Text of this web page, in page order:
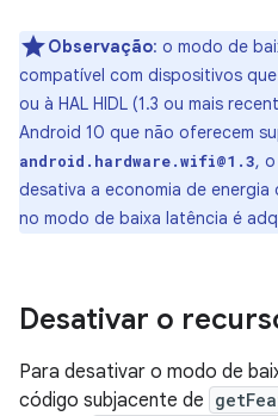
Observação: o modo de
compatível com dispositivos
ou à HAL HIDL (1.3 ou mais
Android 10 que não oferecem
android.hardware.wifi@1.3, o
desativa a economia de
no modo de baixa latência é
Desativar o
Para desativar o modo de
código subjacente de